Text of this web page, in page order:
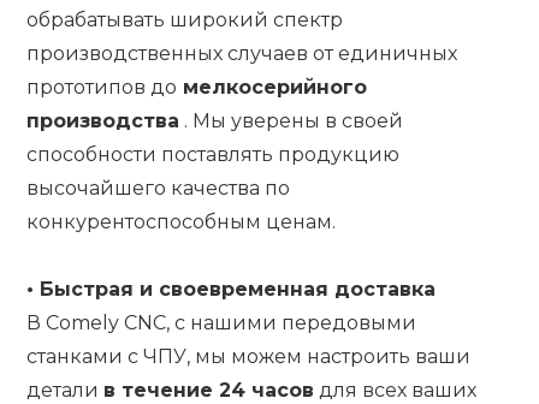
обрабатывать широкий спектр
производственных случаев от единичных
прототипов до мелкосерийного
производства . Мы уверены в своей
способности поставлять продукцию
высочайшего качества по
конкурентоспособным ценам.
• Быстрая и своевременная доставка
В Comely CNC, с нашими передовыми
станками с ЧПУ, мы можем настроить ваши
детали в течение 24 часов для всех ваших